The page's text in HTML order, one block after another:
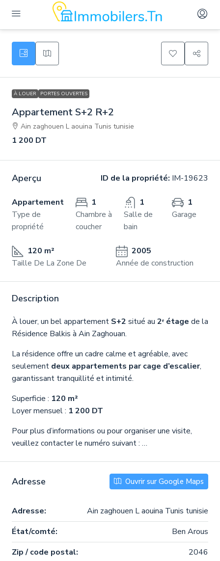
À LOUER PORTES OUVERTES
Appartement S+2 R+2
Ain zaghouen L aouina Tunis tunisie
1 200 DT
Aperçu ID de la propriété: IM-19623
Appartement
Type de
propriété
1
Chambre à
coucher
1
Salle de
bain
1
Garage
120 m²
Taille De La Zone De
2005
Année de construction
Description
À louer, un bel appartement S+2 situé au 2ᵉ étage de la
Résidence Balkis à Ain Zaghouan.
La résidence offre un cadre calme et agréable, avec
seulement deux appartements par cage d’escalier,
garantissant tranquillité et intimité.
Superficie : 120 m²
Loyer mensuel : 1 200 DT
Pour plus d’informations ou pour organiser une visite,
veuillez contacter le numéro suivant : …
Adresse Ouvrir sur Google Maps
Adresse:
Ain zaghouen L aouina Tunis tunisie
État/comté:
Ben Arous
Zip / code postal:
2046